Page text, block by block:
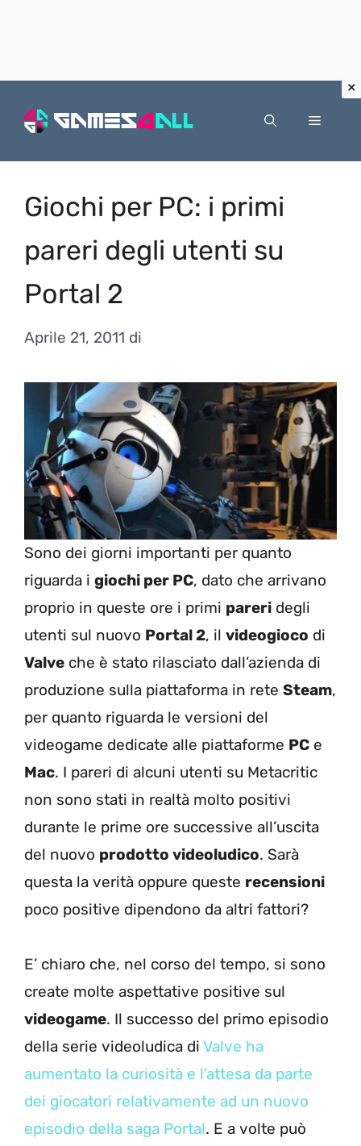
Menu
Giochi per PC: i primi
pareri degli utenti su
Portal 2
Aprile 21, 2011 di
Sono dei giorni importanti per quanto
riguarda i giochi per PC, dato che arrivano
proprio in queste ore i primi pareri degli
utenti sul nuovo Portal 2, il videogioco di
Valve che è stato rilasciato dall’azienda di
produzione sulla piattaforma in rete Steam,
per quanto riguarda le versioni del
videogame dedicate alle piattaforme PC e
Mac. I pareri di alcuni utenti su Metacritic
non sono stati in realtà molto positivi
durante le prime ore successive all’uscita
del nuovo prodotto videoludico. Sarà
questa la verità oppure queste recensioni
poco positive dipendono da altri fattori?
E’ chiaro che, nel corso del tempo, si sono
create molte aspettative positive sul
videogame. Il successo del primo episodio
della serie videoludica di Valve ha
aumentato la curiosità e l’attesa da parte
dei giocatori relativamente ad un nuovo
episodio della saga Portal. E a volte può